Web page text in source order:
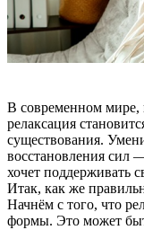
В современном мире,
релаксация
существования.
восстановления сил
хочет поддерживать
Итак, как же
Начнём с того, что
формы. Это может